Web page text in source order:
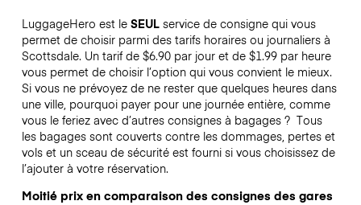
LuggageHero est le SEULservice de consigne qui vous
permet de choisir parmi des tarifs horaires ou journaliers à
Scottsdale. Un tarif de $6.90 par jour et de $1.99 par heure
vous permet de choisir l’option qui vous convient le mieux.
Si vous ne prévoyez de ne rester que quelques heures dans
une ville, pourquoi payer pour une journée entière, comme
vous le feriez avec d’autres consignes à bagages ? Tous
les bagages sont couverts contre les dommages, pertes et
vols et un sceau de sécurité est fourni si vous choisissez de
l’ajouter à votre réservation.
Moitié prix en comparaison des consignes des gares